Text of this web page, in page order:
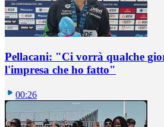
Pellacani: "Ci vorrà qualche
l'impresa che ho fatto"
00:26